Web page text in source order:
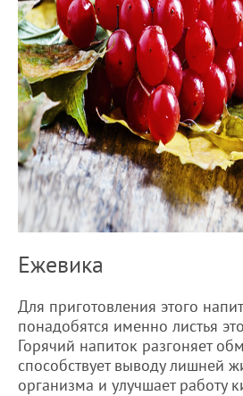
Ежевика
Для приготовления этого
понадобятся именно листья
Горячий напиток разгоняет
способствует выводу лишней
организма и улучшает работу